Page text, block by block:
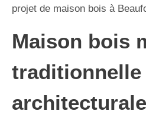
projet de maison bois à
Maison bois